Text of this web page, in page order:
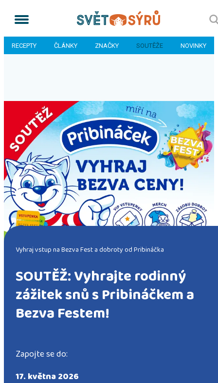
RECEPTY ČLÁNKY ZNAČKY SOUTĚŽE NOVINKY
Vyhraj vstup na Bezva Fest a dobroty od Pribináčka
SOUTĚŽ: Vyhrajte rodinný
zážitek snů s Pribináčkem a
Bezva Festem!
Zapojte se do:
17. května 2026